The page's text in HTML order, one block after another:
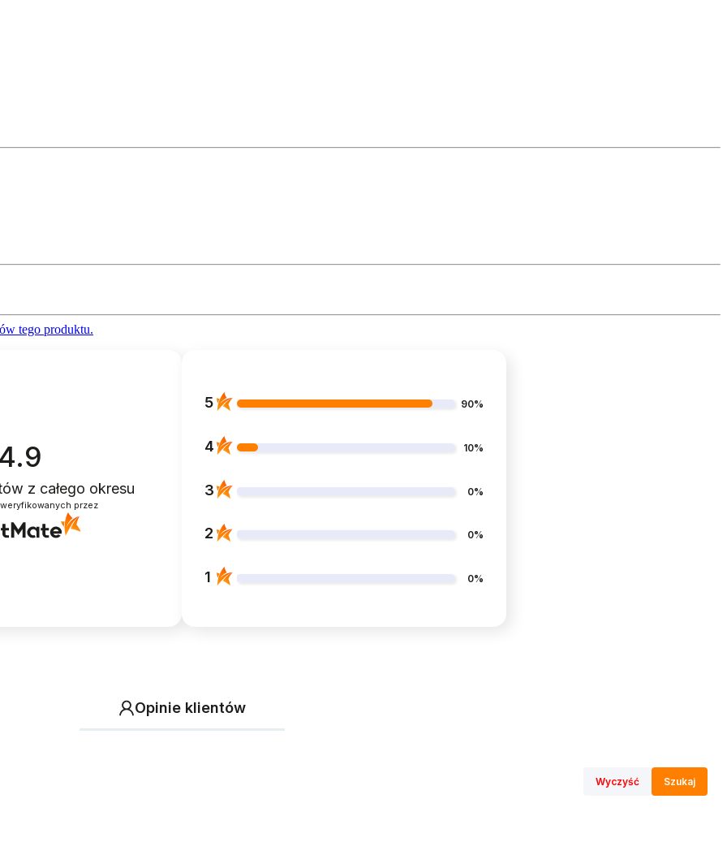
tego produktu.
4.9
z całego okresu
przez
5 90%
4 10%
3 0%
2 0%
1 0%
Opinie klientów
Wyczyść Szukaj